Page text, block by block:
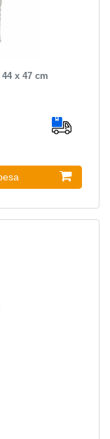
x 47 cm